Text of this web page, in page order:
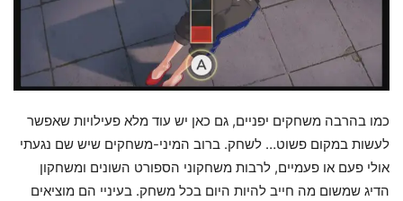
כמו בהרבה משחקים יפניים, גם כאן יש עוד מלא פעילויות שאפשר
לעשות במקום פשוט… לשחק. ברוב המיני-משחקים שיש שם נגעתי
אולי פעם או פעמיים, לרבות משחקוני הספורט השונים ומשחקון
הדיג שמשום מה חייב להיות היום בכל משחק. בעיניי הם מוציאים